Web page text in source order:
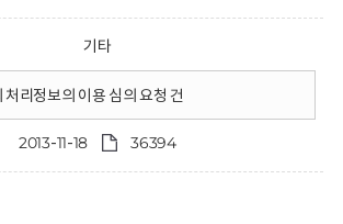
기타
리정보의 이용 심의 요청 건
2013-11-18 36394